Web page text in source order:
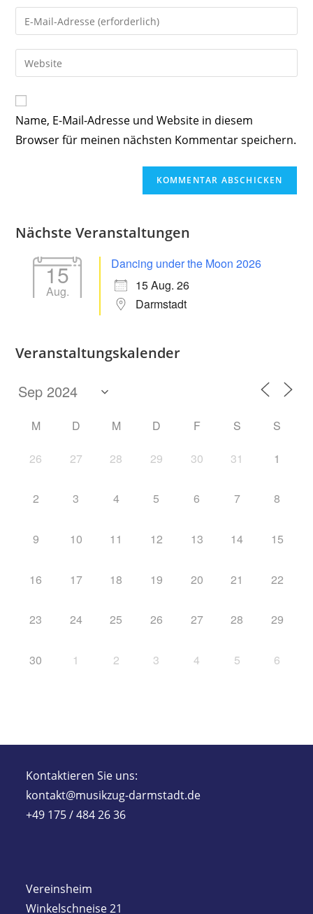
Namen
oder
zum
Kommentieren
ein
Gib
deine
E-
Mail-
zum
Kommentieren
ein
Gib
deine
Website-
URL
ein
(optional)
Name, E-Mail-Adresse und Website in diesem
Browser für meinen nächsten Kommentar speichern.
Nächste Veranstaltungen
15
Aug.
Dancing under the Moon 2026
15 Aug. 26
Darmstadt
Veranstaltungskalender
M D M D F S S
26 27 28 29 30 31 1
2 3 4 5 6 7 8
9 10 11 12 13 14 15
16 17 18 19 20 21 22
23 24 25 26 27 28 29
30 1 2 3 4 5 6
Kontaktieren Sie uns:
kontakt@musikzug-darmstadt.de
+49 175 / 484 26 36
Vereinsheim
Winkelschneise 21